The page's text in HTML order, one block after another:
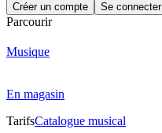
Créer un compte Se connecter
Parcourir
Musique
En magasin
TarifsCatalogue musical